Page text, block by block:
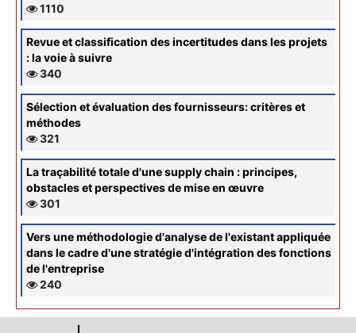
1110
Revue et classification des incertitudes dans les projets
: la voie à suivre
340
Sélection et évaluation des fournisseurs: critères et
méthodes
321
La traçabilité totale d'une supply chain : principes,
obstacles et perspectives de mise en œuvre
301
Vers une méthodologie d'analyse de l'existant appliquée
dans le cadre d'une stratégie d'intégration des fonctions
de l'entreprise
240